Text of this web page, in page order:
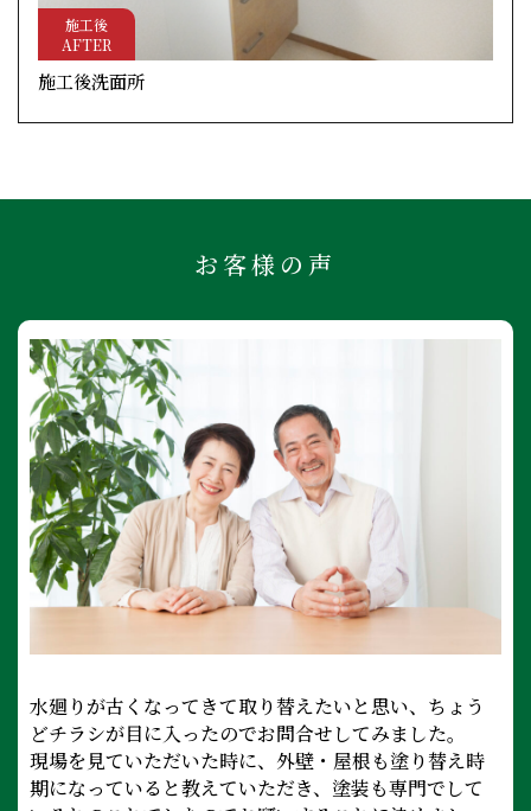
施工後
AFTER
施工後洗面所
お客様の声
水廻りが古くなってきて取り替えたいと思い、ちょう
どチラシが目に入ったのでお問合せしてみました。
現場を見ていただいた時に、外壁・屋根も塗り替え時
期になっていると教えていただき、塗装も専門でして